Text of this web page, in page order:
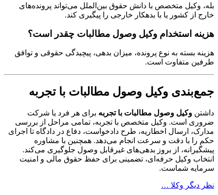
بله، وکیل متخصص با دانش حقوق بین‌الملل می‌تواند پرونده‌های
خارج از کشور یا با بدهکار خارجی را پیگیری کند.
هزینه استخدام وکیل وصول مطالبات چقدر است؟
هزینه بسته به نوع پرونده، میزان بدهی، پیچیدگی حقوقی و توافق
طرفین متفاوت است.
جمع‌بندی وکیل وصول مطالبات با تجربه
داشتن وکیل وصول مطالبات با تجربه برای هر فرد یا شرکت
ضروری است. وکیل متخصص با تجربه، تمامی مراحل از بررسی
مدارک، ارسال اخطاریه، طرح دادخواست، دفاع در دادگاه تا اجرای
حکم را با دقت و سرعت انجام می‌دهد. همچنین با مشاوره
پیشگیرانه، از بروز بدهی‌های غیرقابل وصول جلوگیری می‌کند.
انتخاب وکیل حرفه‌ای، تضمینی برای حفظ حقوق مالی و امنیت
سرمایه شماست.
نظر دیگر وکلا …